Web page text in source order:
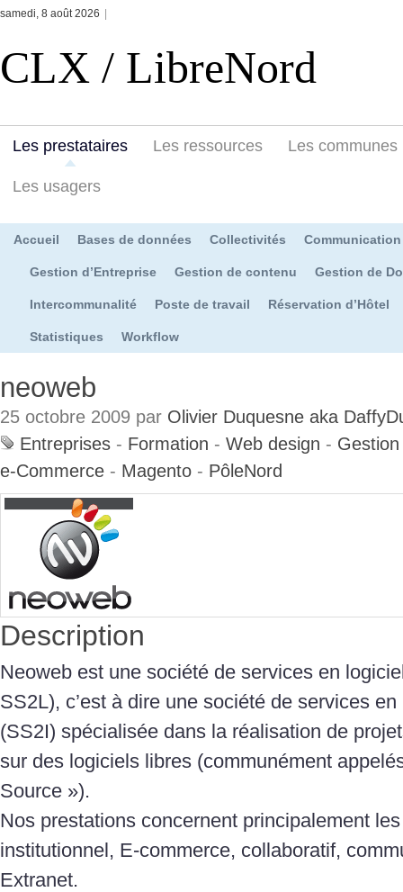
samedi, 8 août 2026
CLX / LibreNord
Les prestataires Les ressources Les communes
Les usagers
Accueil Bases de données Collectivités Communication
Gestion d’Entreprise Gestion de contenu Gestion de
Intercommunalité Poste de travail Réservation d’Hôtel
Statistiques Workflow
neoweb
25 octobre 2009 par Olivier Duquesne aka
Entreprises - Formation - Web design -
e-Commerce - Magento - PôleNord
Description
Neoweb est une société de services en
SS2L), c’est à dire une société de services
(SS2I) spécialisée dans la réalisation de
sur des logiciels libres (communément
Source »).
Nos prestations concernent principalement
institutionnel, E-commerce, collaboratif,
Extranet.